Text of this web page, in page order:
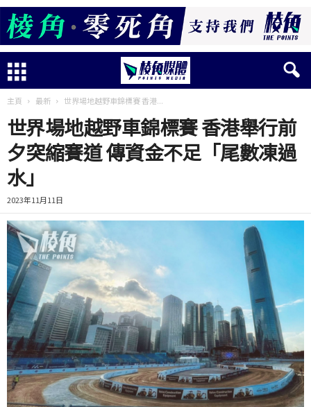
主頁 最新 世界場地越野車錦標賽 香港...
世界場地越野車錦標賽 香港舉行前
夕突縮賽道 傳資金不足「尾數凍過
水」
2023年11月11日